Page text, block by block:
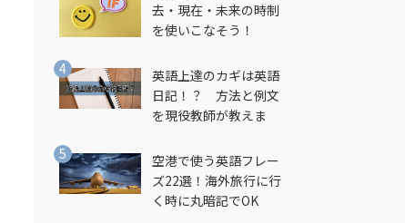
去・現在・未来の時制
を使いこなそう！
英語上達のカギは英語
日記！？ 方法と例文
を現役教師が教えま
空港で使う英語フレー
ズ22選！海外旅行に行
く時に丸暗記でOK